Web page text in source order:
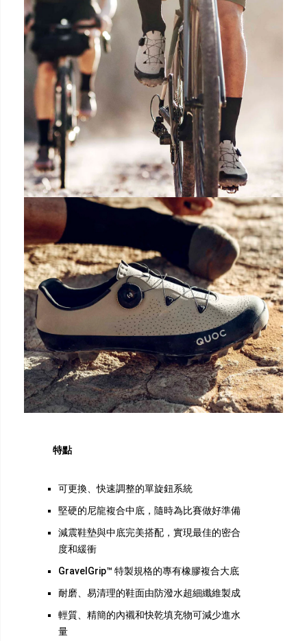
特點
可更換、快速調整的單旋鈕系統
堅硬的尼龍複合中底，隨時為比賽做好準備
減震鞋墊與中底完美搭配，實現最佳的密合
度和緩衝
GravelGrip™ 特製規格的專有橡膠複合大底
耐磨、易清理的鞋面由防潑水超細纖維製成
輕質、精簡的內襯和快乾填充物可減少進水
量